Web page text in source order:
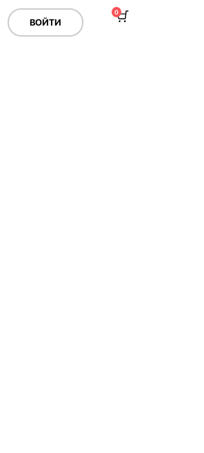
ВОЙТИ
0